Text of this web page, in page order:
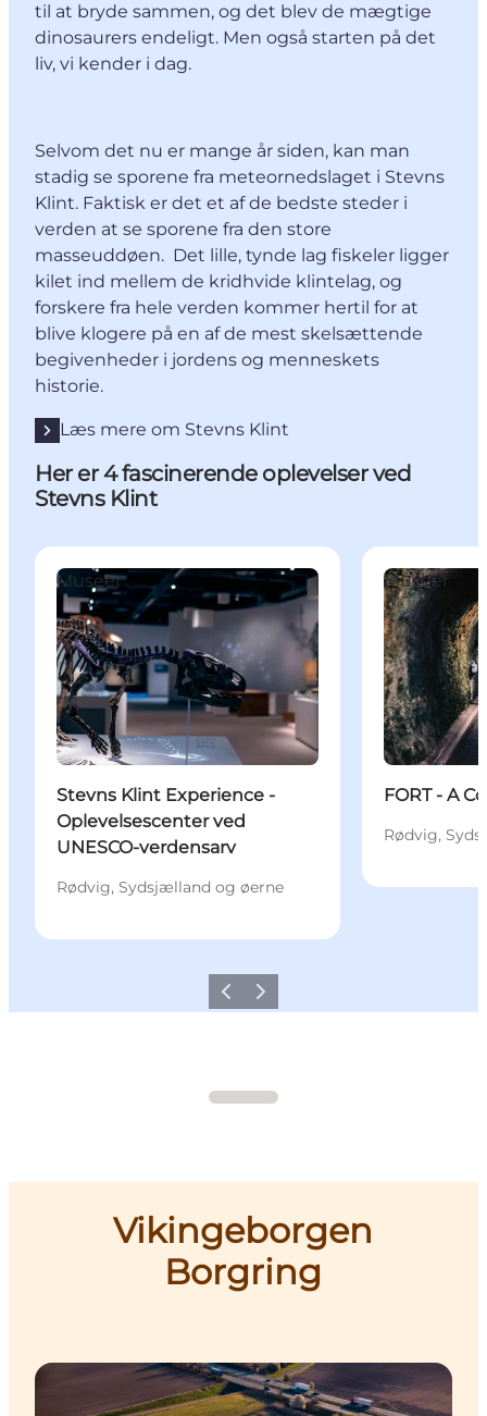
til at bryde sammen, og det blev de mægtige
dinosaurers endeligt. Men også starten på det
liv, vi kender i dag.
Selvom det nu er mange år siden, kan man
stadig se sporene fra meteornedslaget i Stevns
Klint. Faktisk er det et af de bedste steder i
verden at se sporene fra den store
masseuddøen. Det lille, tynde lag fiskeler ligger
kilet ind mellem de kridhvide klintelag, og
forskere fra hele verden kommer hertil for at
blive klogere på en af de mest skelsættende
begivenheder i jordens og menneskets
historie.
Læs mere om Stevns Klint
Her er 4 fascinerende oplevelser ved
Stevns Klint
Stevns Klint Experience - Oplevelsescenter ved
Museer
Stevns Klint Experience -
Oplevelsescenter ved
UNESCO-verdensarv
Rødvig, Sydsjælland og øerne
FORT - A
Museer
FORT - A
Rødvig,
ForrigeNæste
Vikingeborgen
Borgring